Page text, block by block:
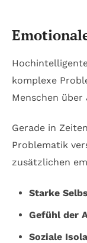
komplexe
Menschen über
Gerade in
Problematik
zusätzlichen
Starke
Gefühl der
Soziale